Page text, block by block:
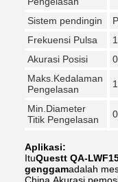
Sistem pendingin
Frekuensi Pulsa
Akurasi Posisi
Maks.Kedalaman
Pengelasan
Min.Diameter
Titik Pengelasan
Aplikasi:
ItuQuestt QA-
genggamadalah